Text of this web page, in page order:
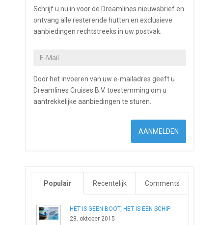
Schrijf u nu in voor de Dreamlines nieuwsbrief en
ontvang alle resterende hutten en exclusieve
aanbiedingen rechtstreeks in uw postvak.
Door het invoeren van uw e-mailadres geeft u
Dreamlines Cruises B.V. toestemming om u
aantrekkelijke aanbiedingen te sturen.
Populair Recentelijk Comments
HET IS GEEN BOOT, HET IS EEN SCHIP
28. oktober 2015